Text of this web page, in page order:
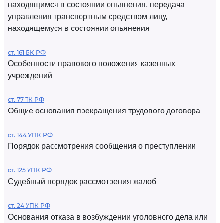
находящимся в состоянии опьянения, передача
управления транспортным средством лицу,
находящемуся в состоянии опьянения
ст. 161 БК РФ
Особенности правового положения казенных
учреждений
ст. 77 ТК РФ
Общие основания прекращения трудового договора
ст. 144 УПК РФ
Порядок рассмотрения сообщения о преступлении
ст. 125 УПК РФ
Судебный порядок рассмотрения жалоб
ст. 24 УПК РФ
Основания отказа в возбуждении уголовного дела или